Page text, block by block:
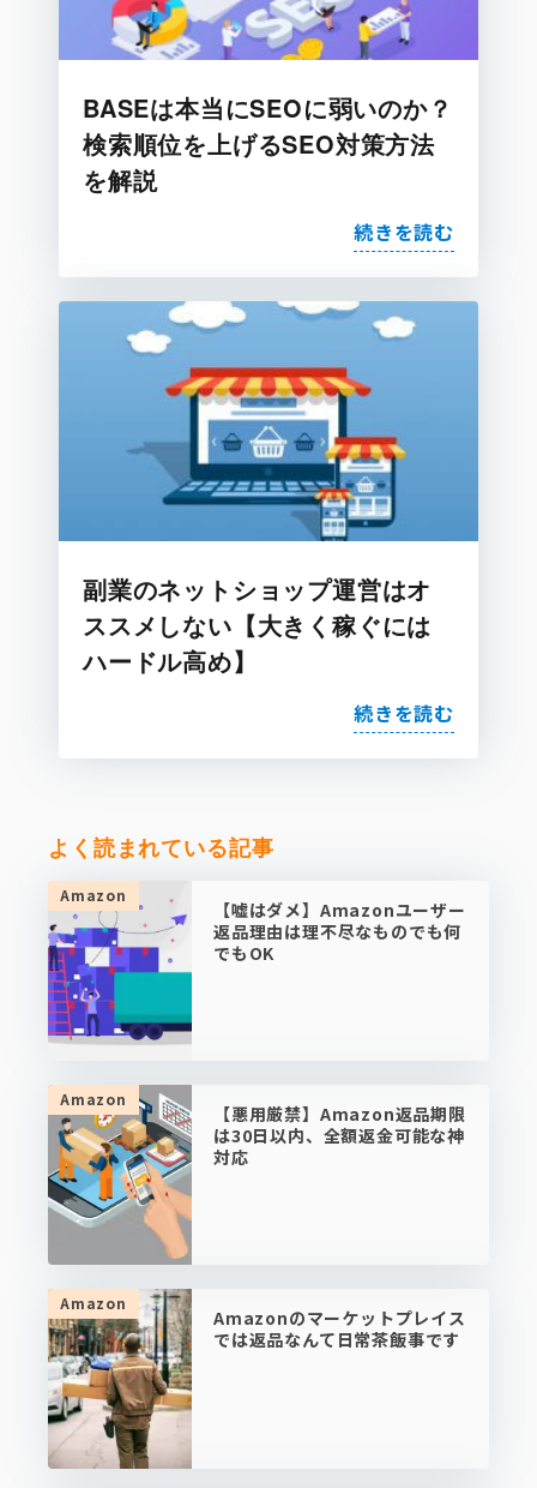
BASEは本当にSEOに弱いのか？
検索順位を上げるSEO対策方法
を解説
続きを読む
副業のネットショップ運営はオ
ススメしない【大きく稼ぐには
ハードル高め】
続きを読む
よく読まれている記事
Amazon
【嘘はダメ】Amazonユーザー
返品理由は理不尽なものでも何
でもOK
Amazon
【悪用厳禁】Amazon返品期限
は30日以内、全額返金可能な神
対応
Amazon
Amazonのマーケットプレイス
では返品なんて日常茶飯事です